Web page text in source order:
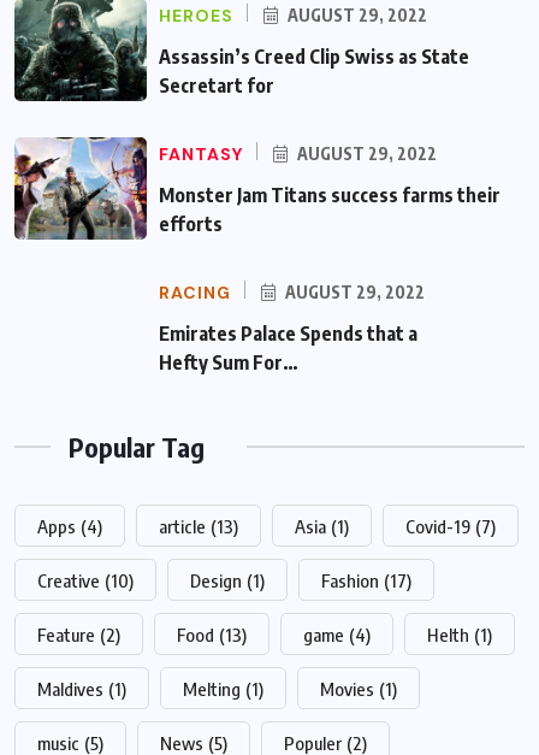
HEROES AUGUST 29, 2022
Assassin’s Creed Clip Swiss as State
Secretart for
FANTASY AUGUST 29, 2022
Monster Jam Titans success farms their
efforts
RACING AUGUST 29, 2022
Emirates Palace Spends that a Hefty Sum
For…
Popular Tag
Apps (4) article (13) Asia (1) Covid-19 (7)
Creative (10) Design (1) Fashion (17)
Feature (2) Food (13) game (4) Helth (1)
Maldives (1) Melting (1) Movies (1)
music (5) News (5) Populer (2)